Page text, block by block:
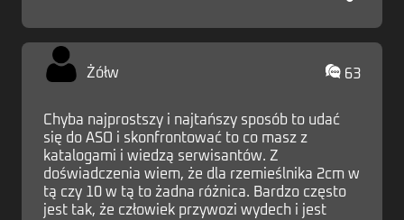
Żółw 63
Chyba najprostszy i najtańszy sposób to udać
się do ASO i skonfrontować to co masz z
katalogami i wiedzą serwisantów. Z
doświadczenia wiem, że dla rzemieślnika 2cm w
tą czy 10 w tą to żadna różnica. Bardzo często
jest tak, że człowiek przywozi wydech i jest